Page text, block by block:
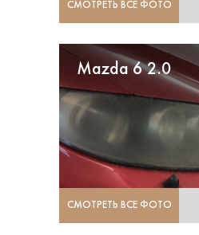
СМОТРЕТЬ ВСЕ ФОТО
Mazda 6 2.0
СМОТРЕТЬ ВСЕ ФОТО